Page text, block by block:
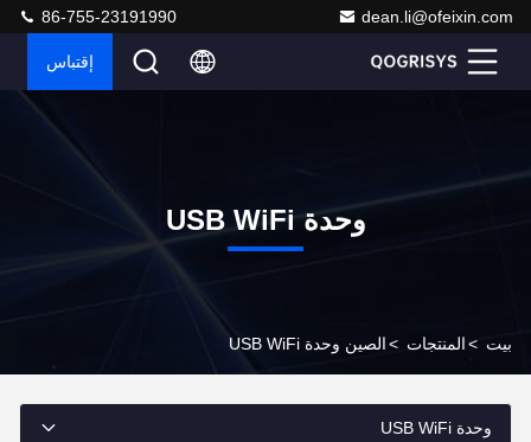
dean.li@ofeixin.com
86-755-23191990
إقتباس
وحدة USB WiFi
بيت >المنتجات >الصين وحدة USB WiFi
وحدة USB WiFi